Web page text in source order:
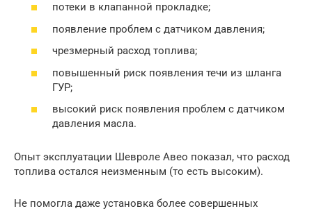
потеки в клапанной прокладке;
появление проблем с датчиком давления;
чрезмерный расход топлива;
повышенный риск появления течи из шланга
ГУР;
высокий риск появления проблем с датчиком
давления масла.
Опыт эксплуатации Шевроле Авео показал, что расход
топлива остался неизменным (то есть высоким).
Не помогла даже установка более совершенных